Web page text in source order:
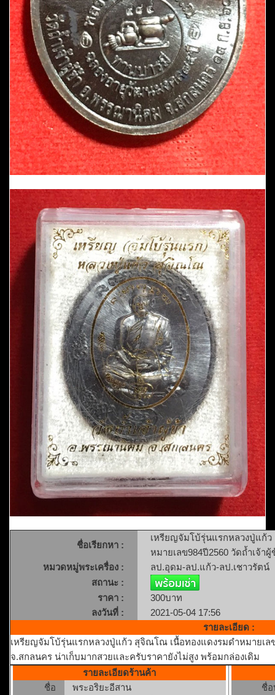
ชื่อเรียกหา :
เหรียญจัมโบ้รุ่นแรกหลวงปู่แก้
หมายเลข984ปี2560 วัดถ้ำเจ้
หมวดหมู่พระเครื่อง :
ลป.อุดม-ลป.แก้ว-ลป.เชาวรัตน์
สถานะ :
ราคา :
300บาท
ลงวันที่ :
2021-05-04 17:56
รายละเอียด :
เหรียญจัมโบ้รุ่นแรกหลวงปู่แก้ว สุจิณโณ เนื้อทองแดงรมดำหมายเล
จ.สกลนคร น่าเก็บมากสวยและครับราคายังไม่สูง พร้อมกล่องเดิม
รายละเอียดร้านค้า
ชื่อ
พระอริยะอีสาน
ชื่